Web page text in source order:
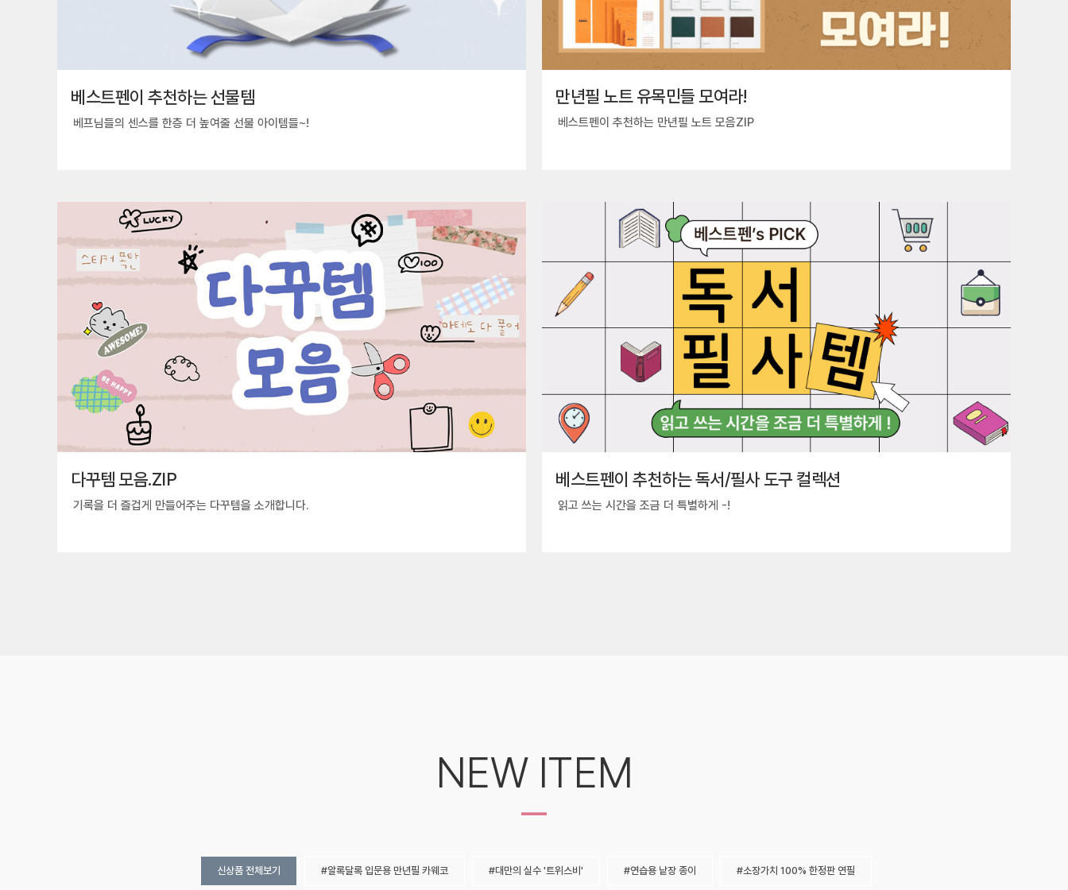
베스트펜이 추천하는 선물템
베프님들의 센스를 한층 더 높여줄 선물 아이템들~!
만년필 노트 유목민들 모여라!
베스트펜이 추천하는 만년필 노트 모음ZIP
다꾸템 모음.ZIP
기록을 더 즐겁게 만들어주는 다꾸템을 소개합니다.
베스트펜이 추천하는 독서/필사 도구 컬렉션
읽고 쓰는 시간을 조금 더 특별하게 -!
NEW ITEM
-
신상품 전체보기 알록달록 입문용 만년필 카웨코 대만의 실수 '트위스비' 연습용 낱장 종이 소장가치 100% 한정판 연필